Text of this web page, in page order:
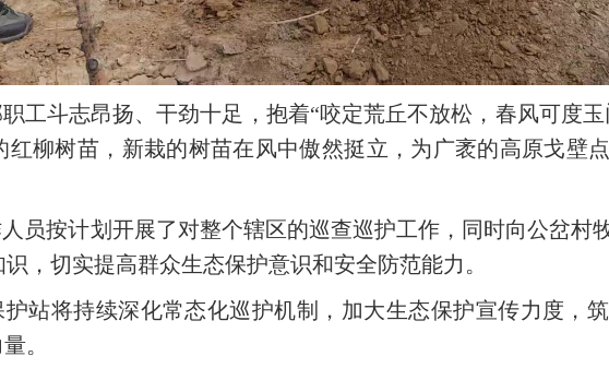
工斗志昂扬、干劲十足，抱着“咬定荒丘不放松，春风可度
红柳树苗，新栽的树苗在风中傲然挺立，为广袤的高原戈壁
员按计划开展了对整个辖区的巡查巡护工作，同时向公岔村
，切实提高群众生态保护意识和安全防范能力。
站将持续深化常态化巡护机制，加大生态保护宣传力度，
。